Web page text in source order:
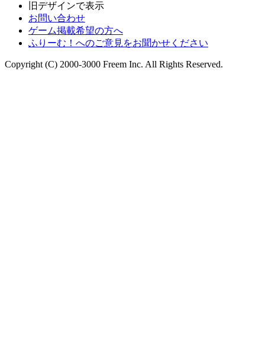
旧デザインで表示
お問い合わせ
ゲーム掲載希望の方へ
ふりーむ！へのご意見をお聞かせください
Copyright (C) 2000-3000 Freem Inc. All Rights Reserved.